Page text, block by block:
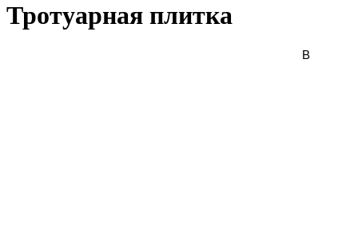
Тротуарная плитка
В